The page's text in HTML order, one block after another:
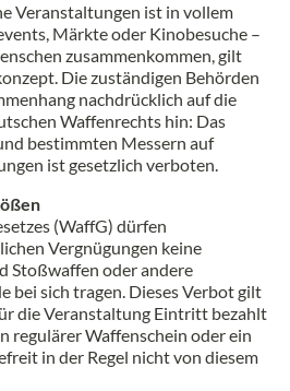
Veranstaltungen ist in vollem
Märkte oder Kinobesuche –
zusammenkommen, gilt
Die zuständigen Behörden
nachdrücklich auf die
Waffenrechts hin: Das
bestimmten Messern auf
ist gesetzlich verboten.
(WaffG) dürfen
Vergnügungen keine
Stoßwaffen oder andere
bei sich tragen. Dieses Verbot gilt
die Veranstaltung Eintritt bezahlt
regulärer Waffenschein oder ein
in der Regel nicht von diesem